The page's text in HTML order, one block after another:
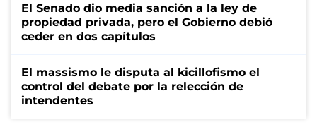
El Senado dio media sanción a la ley de
propiedad privada, pero el Gobierno debió
ceder en dos capítulos
El massismo le disputa al kicillofismo el
control del debate por la relección de
intendentes